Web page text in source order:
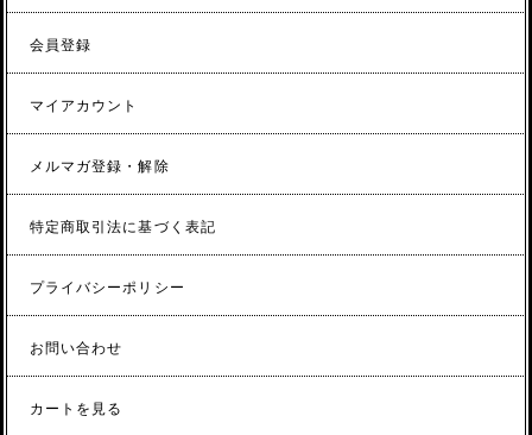
会員登録
マイアカウント
メルマガ登録・解除
特定商取引法に基づく表記
プライバシーポリシー
お問い合わせ
カートを見る